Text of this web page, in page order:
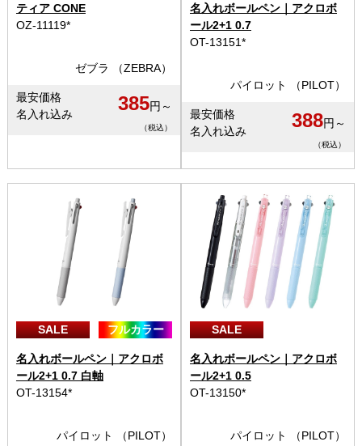
ティア CONE
OZ-11119*
ゼブラ （ZEBRA）
最安価格
名入れ込み
385円～
（税込）
名入れボールペン｜アクロボ
ール2+1 0.7
OT-13151*
パイロット （PILOT）
最安価格
名入れ込み
388円～
（税込）
SALE フルカラー
名入れボールペン｜アクロボ
ール2+1 0.7 白軸
OT-13154*
パイロット （PILOT）
SALE
名入れボールペン｜アクロボ
ール2+1 0.5
OT-13150*
パイロット （PILOT）